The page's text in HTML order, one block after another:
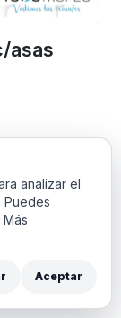
asas
analizar el
Puedes
Aceptar